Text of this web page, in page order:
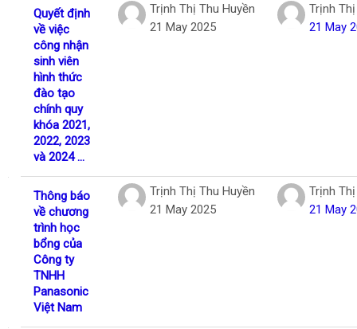
Quyết định
về việc
công nhận
sinh viên
hình thức
đào tạo
chính quy
khóa 2021,
2022, 2023
và 2024 ...
Trịnh Thị Thu Huyền
21 May 2025
Trịnh
21 May
Thông báo
về chương
trình học
bổng của
Công ty
TNHH
Panasonic
Việt Nam
Trịnh Thị Thu Huyền
21 May 2025
Trịnh
21 May